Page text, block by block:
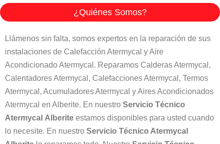
¿Quiénes Somos?
Llámenos sin falta, somos expertos en la reparación de sus
instalaciones de Calefacción Atermycal y Aire
Acondicionado Atermycal. Reparamos Calderas Atermycal,
Calentadores Atermycal, Calefacciones Atermycal, Termos
Atermycal, Acumuladores Atermycal y Aires Acondicionados
Atermycal en Alberite. En nuestro Servicio Técnico
Atermycal Alberite estamos disponibles para usted cuando
lo necesite. En nuestro Servicio Técnico Atermycal